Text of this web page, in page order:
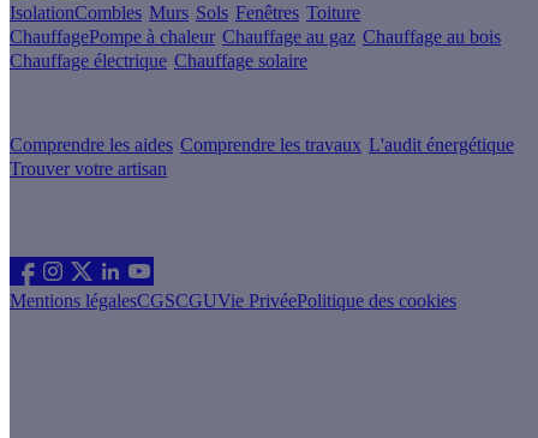
IsolationCombles Murs Sols Fenêtres Toiture
ChauffagePompe à chaleur Chauffage au gaz Chauffage au bois
Chauffage électrique Chauffage solaire
Comprendre les aides Comprendre les travaux L'audit énergétique
Trouver votre artisan
Mentions légalesCGSCGUVie PrivéePolitique des cookies